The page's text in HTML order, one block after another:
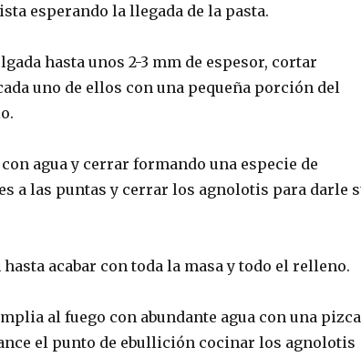
esperando la llegada de la pasta.
hasta unos 2-3 mm de espesor, cortar
uno de ellos con una pequeña porción del
agua y cerrar formando una especie de
a las puntas y cerrar los agnolotis para darle
acabar con toda la masa y todo el relleno.
al fuego con abundante agua con una pizca
el punto de ebullición cocinar los agnolotis